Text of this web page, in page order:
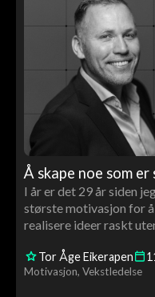
Å skape noe som
I år er det 29 år siden
største motivasjon for
realisere ideer raskt
Tor Åge Eikerapen
Motivasjon Vekstledelse